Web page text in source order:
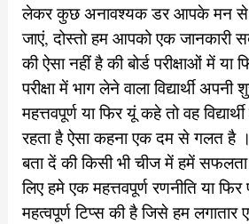
लेकर कुछ अनावश्यक डर आपके मन से
जाएं, दोस्तो हम आपको एक जानकारी
की ऐसा नहीं है की बोर्ड परीक्षाओं में या
परीक्षा में भाग लेने वाला विद्यार्थी
महत्तवपूर्ण या फिर यूं कहे तो वह
रहता है ऐसा कहना एक दम से गलत है
बता दें की किसी भी चीज में हमें
लिए हमे एक महत्तवपूर्ण रणनीति या
महत्वपूर्ण टिप्स की है जिसे हम लगातार